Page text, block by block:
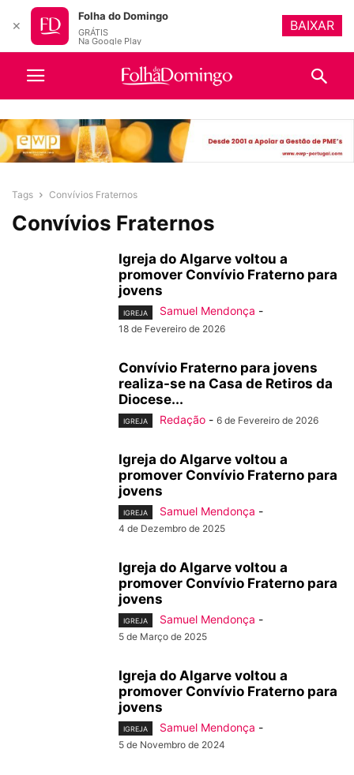
Tags Convívios Fraternos
Convívios Fraternos
Igreja do Algarve voltou a
promover Convívio Fraterno para
jovens
IGREJA Samuel Mendonça -
18 de Fevereiro de 2026
Convívio Fraterno para jovens
realiza-se na Casa de Retiros da
Diocese...
IGREJA Redação - 6 de Fevereiro de 2026
Igreja do Algarve voltou a
promover Convívio Fraterno para
jovens
IGREJA Samuel Mendonça -
4 de Dezembro de 2025
Igreja do Algarve voltou a
promover Convívio Fraterno para
jovens
IGREJA Samuel Mendonça -
5 de Março de 2025
Igreja do Algarve voltou a
promover Convívio Fraterno para
jovens
IGREJA Samuel Mendonça -
5 de Novembro de 2024
✕
Folha do Domingo
GRÁTIS
Na Google Play
BAIXAR